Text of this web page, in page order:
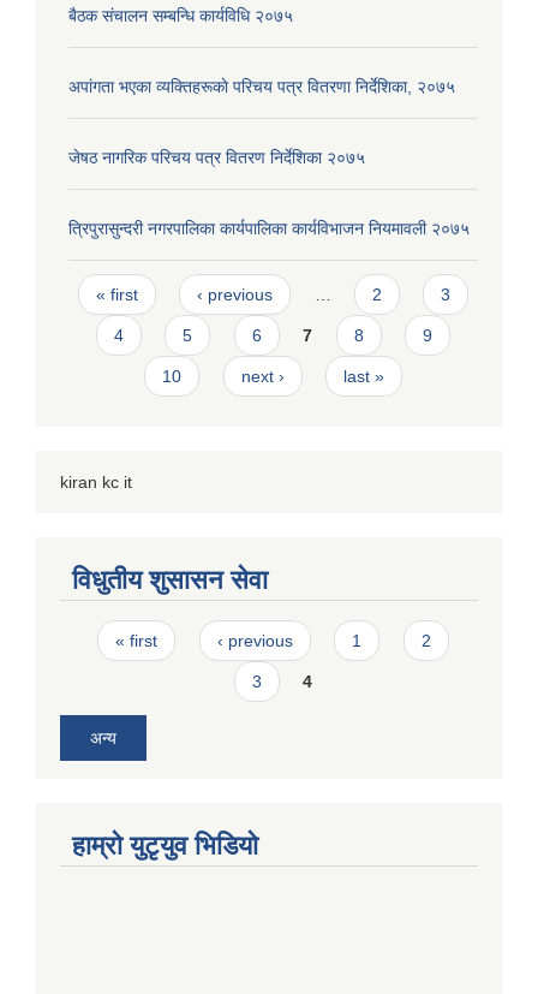
बैठक संचालन सम्बन्धि कार्यविधि २०७५
अपांगता भएका व्यक्तिहरूकाे परिचय पत्र वितरणा निर्देशिका, २०७५
जेषठ नागरिक परिचय पत्र वितरण निर्देशिका २०७५
त्रिपुरासुन्दरी नगरपालिका कार्यपालिका कार्यविभाजन नियमावली २०७५
Pages
« first ‹ previous 2 3
4 5 6 7 8 9
10 next › last »
kiran kc it
विधुतीय शुसासन सेवा
Pages
« first ‹ previous 1 2
3 4
अन्य
हाम्राे युटृयुव भिडियाे